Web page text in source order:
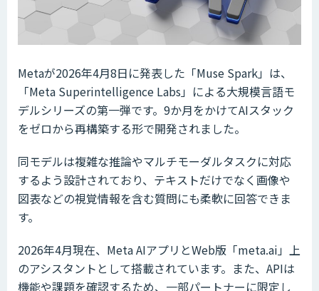
Metaが2026年4月8日に発表した「Muse Spark」は、
「Meta Superintelligence Labs」による大規模言語モ
デルシリーズの第一弾です。9か月をかけてAIスタック
をゼロから再構築する形で開発されました。
同モデルは複雑な推論やマルチモーダルタスクに対応
するよう設計されており、テキストだけでなく画像や
図表などの視覚情報を含む質問にも柔軟に回答できま
す。
2026年4月現在、Meta AIアプリとWeb版「meta.ai」上
のアシスタントとして搭載されています。また、APIは
機能や課題を確認するため、一部パートナーに限定し